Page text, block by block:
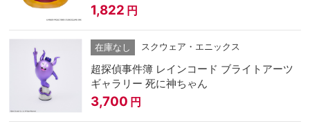
1,822 円
在庫なし スクウェア・エニックス
超探偵事件簿 レインコード ブライトアーツ
ギャラリー 死に神ちゃん
3,700 円